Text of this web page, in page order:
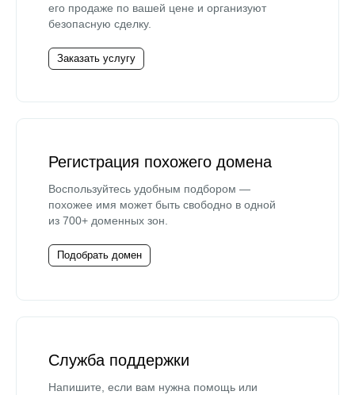
его продаже по вашей цене и организуют
безопасную сделку.
Заказать услугу
Регистрация похожего домена
Воспользуйтесь удобным подбором —
похожее имя может быть свободно в одной
из 700+ доменных зон.
Подобрать домен
Служба поддержки
Напишите, если вам нужна помощь или